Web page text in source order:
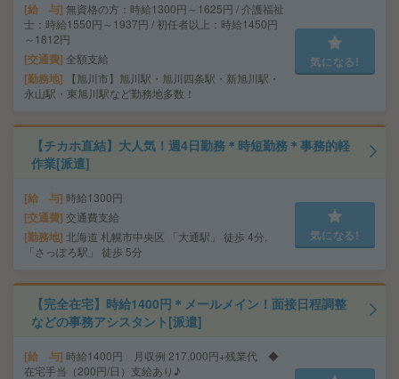
給 与 無資格の方：時給1300円～1625円 / 介護福祉
士：時給1550円～1937円 / 初任者以上：時給1450円
～1812円
交通費 全額支給
勤務地
【旭川市】旭川駅・旭川四条駅・新旭川駅・
永山駅・東旭川駅など勤務地多数！
気になる!
【チカホ直結】大人気！週4日勤務＊時短勤務＊事務的軽
作業[派遣]
給 与 時給1300円
交通費 交通費支給
勤務地 北海道 札幌市中央区 「大通駅」 徒歩 4分,
「さっぽろ駅」 徒歩 5分
気になる!
【完全在宅】時給1400円＊メールメイン！面接日程調整
などの事務アシスタント[派遣]
給 与 時給1400円 月収例 217,000円+残業代 ◆
在宅手当（200円/日）支給あり♪